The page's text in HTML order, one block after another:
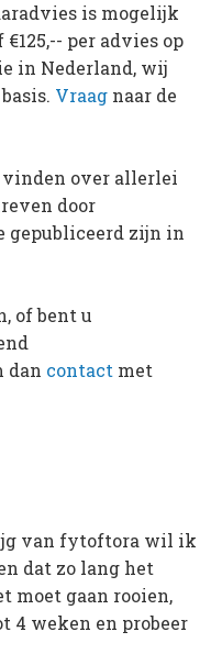
is mogelijk
€125,-- per advies op
in Nederland, wij
basis. Vraag naar de
vinden over allerlei
door
gepubliceerd zijn in
of bent u
dan contact met
van fytoftora wil ik
dat zo lang het
moet gaan rooien,
4 weken en probeer